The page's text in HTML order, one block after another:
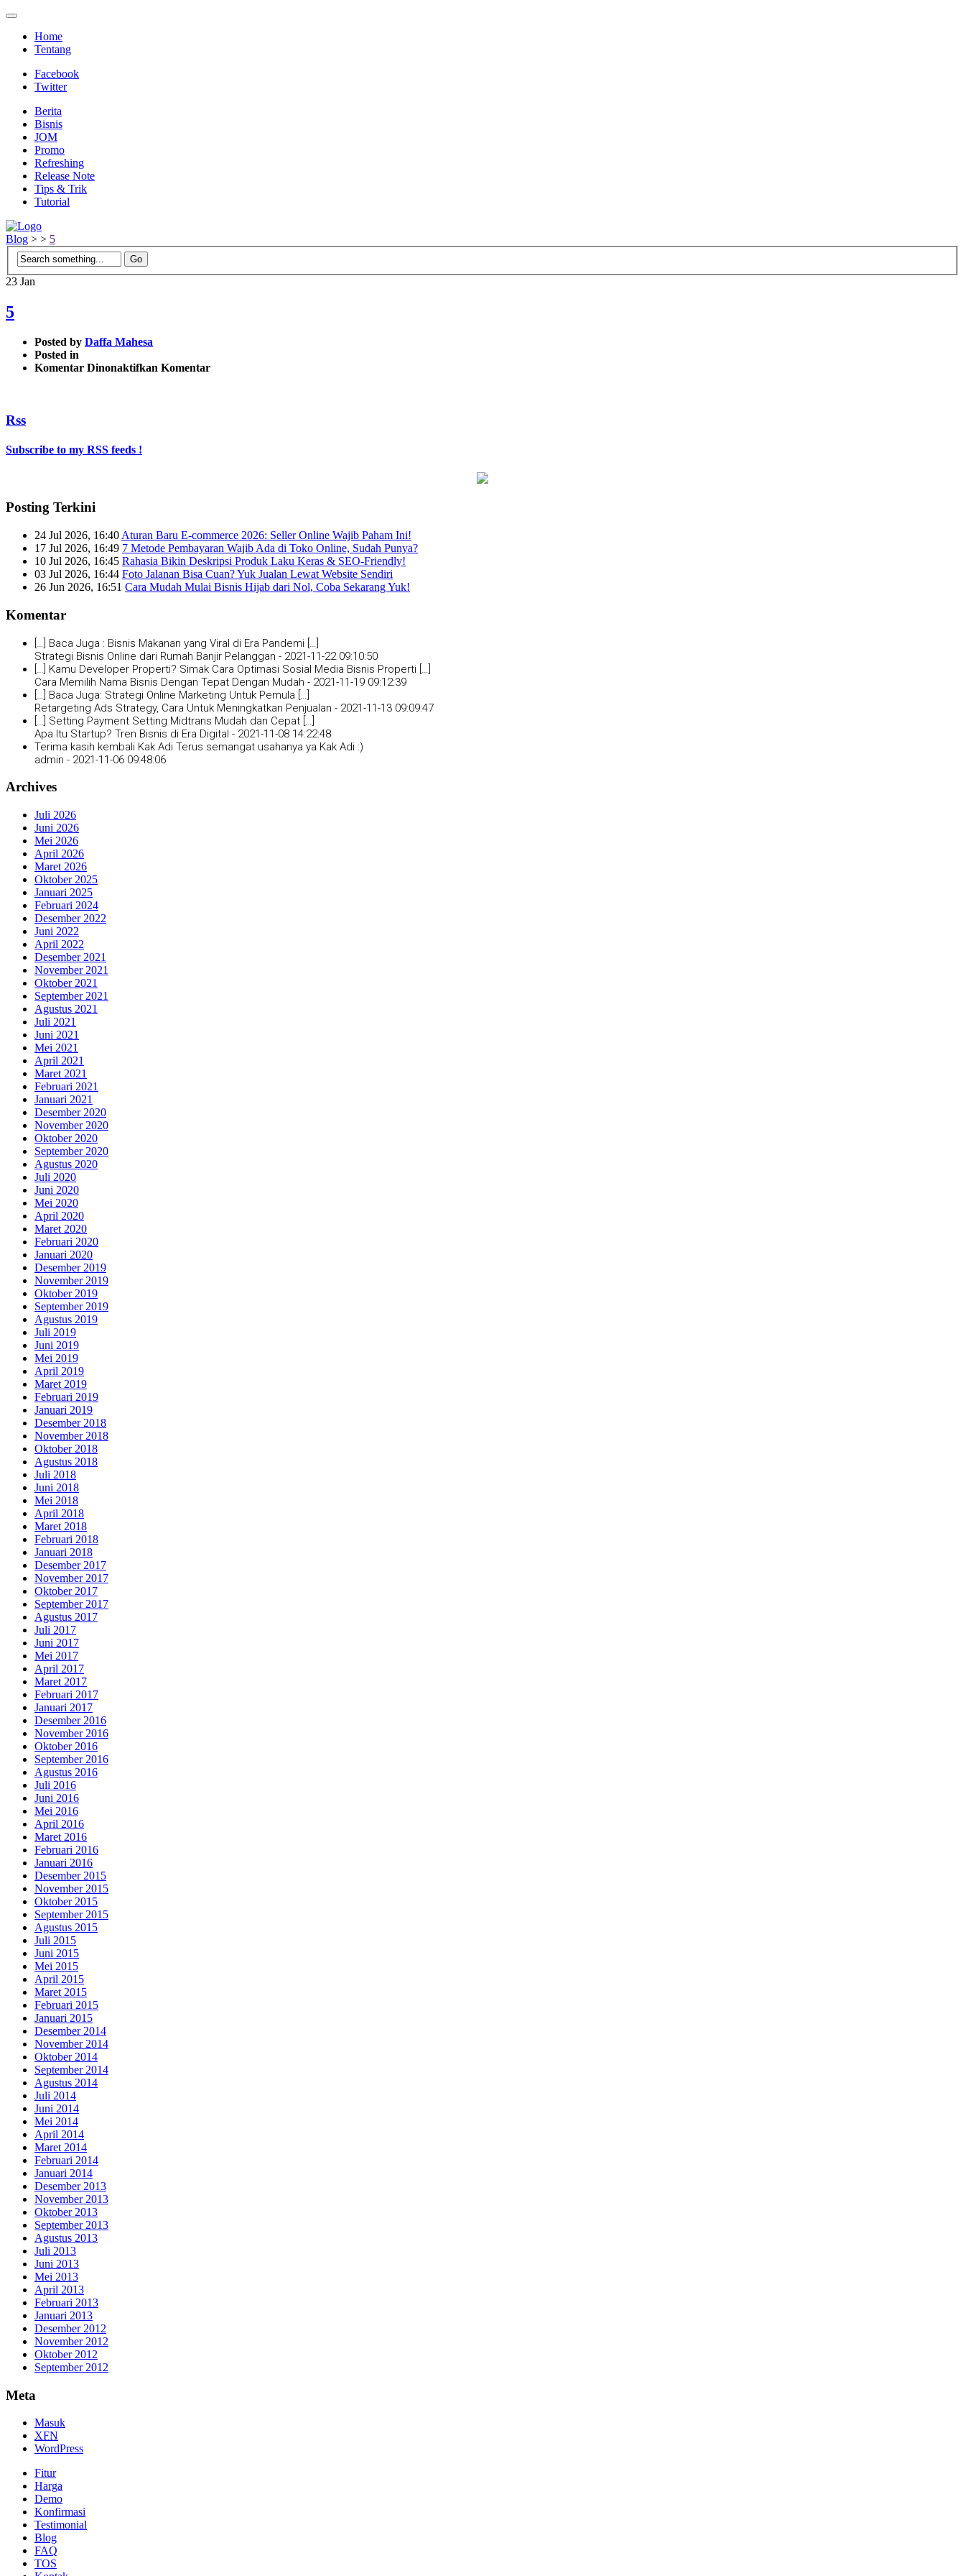
Home
Tentang
Facebook
Twitter
Berita
Bisnis
JOM
Promo
Refreshing
Release Note
Tips & Trik
Tutorial
Blog > > 5
23 Jan
5
Posted by Daffa Mahesa
Posted in
Komentar Dinonaktifkan pada
Komentar
Rss
Subscribe to my RSS feeds !
Posting Terkini
24 Jul 2026, 16:40 Aturan Baru E-commerce 2026: Seller Online Wajib Paham Ini!
17 Jul 2026, 16:49 7 Metode Pembayaran Wajib Ada di Toko Online, Sudah Punya?
10 Jul 2026, 16:45 Rahasia Bikin Deskripsi Produk Laku Keras & SEO-Friendly!
03 Jul 2026, 16:44 Foto Jalanan Bisa Cuan? Yuk Jualan Lewat Website Sendiri
26 Jun 2026, 16:51 Cara Mudah Mulai Bisnis Hijab dari Nol, Coba Sekarang Yuk!
Komentar
[…] Baca Juga : Bisnis Makanan yang Viral di Era Pandemi […]
Strategi Bisnis Online dari Rumah Banjir Pelanggan - 2021-11-22 09:10:50
[…] Kamu Developer Properti? Simak Cara Optimasi Sosial Media Bisnis Properti […]
Cara Memilih Nama Bisnis Dengan Tepat Dengan Mudah - 2021-11-19 09:12:39
[…] Baca Juga: Strategi Online Marketing Untuk Pemula […]
Retargeting Ads Strategy, Cara Untuk Meningkatkan Penjualan - 2021-11-13 09:09:47
[…] Setting Payment Setting Midtrans Mudah dan Cepat […]
Apa Itu Startup? Tren Bisnis di Era Digital - 2021-11-08 14:22:48
Terima kasih kembali Kak Adi Terus semangat usahanya ya Kak Adi :)
admin - 2021-11-06 09:48:06
Archives
Juli 2026
Juni 2026
Mei 2026
April 2026
Maret 2026
Oktober 2025
Januari 2025
Februari 2024
Desember 2022
Juni 2022
April 2022
Desember 2021
November 2021
Oktober 2021
September 2021
Agustus 2021
Juli 2021
Juni 2021
Mei 2021
April 2021
Maret 2021
Februari 2021
Januari 2021
Desember 2020
November 2020
Oktober 2020
September 2020
Agustus 2020
Juli 2020
Juni 2020
Mei 2020
April 2020
Maret 2020
Februari 2020
Januari 2020
Desember 2019
November 2019
Oktober 2019
September 2019
Agustus 2019
Juli 2019
Juni 2019
Mei 2019
April 2019
Maret 2019
Februari 2019
Januari 2019
Desember 2018
November 2018
Oktober 2018
Agustus 2018
Juli 2018
Juni 2018
Mei 2018
April 2018
Maret 2018
Februari 2018
Januari 2018
Desember 2017
November 2017
Oktober 2017
September 2017
Agustus 2017
Juli 2017
Juni 2017
Mei 2017
April 2017
Maret 2017
Februari 2017
Januari 2017
Desember 2016
November 2016
Oktober 2016
September 2016
Agustus 2016
Juli 2016
Juni 2016
Mei 2016
April 2016
Maret 2016
Februari 2016
Januari 2016
Desember 2015
November 2015
Oktober 2015
September 2015
Agustus 2015
Juli 2015
Juni 2015
Mei 2015
April 2015
Maret 2015
Februari 2015
Januari 2015
Desember 2014
November 2014
Oktober 2014
September 2014
Agustus 2014
Juli 2014
Juni 2014
Mei 2014
April 2014
Maret 2014
Februari 2014
Januari 2014
Desember 2013
November 2013
Oktober 2013
September 2013
Agustus 2013
Juli 2013
Juni 2013
Mei 2013
April 2013
Februari 2013
Januari 2013
Desember 2012
November 2012
Oktober 2012
September 2012
Meta
Masuk
XFN
WordPress
Fitur
Harga
Demo
Konfirmasi
Testimonial
Blog
FAQ
TOS